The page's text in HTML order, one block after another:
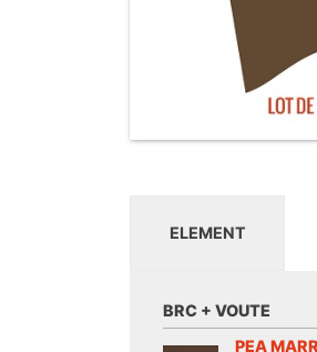
ELEMENT
BRC + VOUTE
PEA